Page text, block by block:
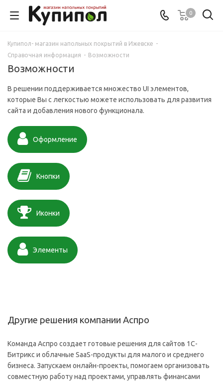
0
Купипол- магазин напольных покрытий в Ижевске -
Справочная информация - Возможности
Возможности
В решении поддерживается множество UI элементов,
которые Вы с легкостью можете использовать для развития
сайта и добавления нового функционала.
Оформление
Кнопки
Иконки
Элементы
Другие решения компании Аспро
Команда Аспро создает готовые решения для сайтов 1С-
Битрикс и облачные SaaS-продукты для малого и среднего
бизнеса. Запускаем онлайн-проекты, помогаем организовать
совместную работу над проектами, управлять финансами